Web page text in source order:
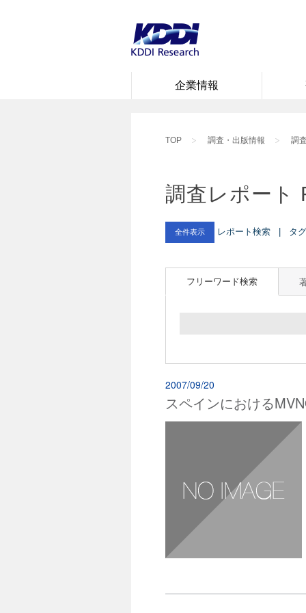
企業情報
TOP 調査・出版情報 調
調査レポート
全件表示 レポート検索 | タグ
フリーワード検索
2007/09/20
スペインにおける